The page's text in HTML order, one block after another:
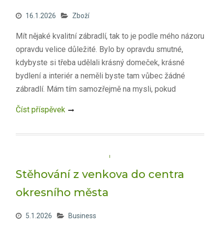
16.1.2026 Zboží
Mít nějaké kvalitní zábradlí, tak to je podle mého názoru
opravdu velice důležité. Bylo by opravdu smutné,
kdybyste si třeba udělali krásný domeček, krásné
bydlení a interiér a neměli byste tam vůbec žádné
zábradlí. Mám tím samozřejmě na mysli, pokud
Číst příspěvek
Stěhování z venkova do centra
okresního města
5.1.2026 Business